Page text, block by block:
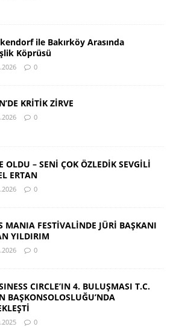
ile Bakırköy Arasında
Köprüsü
0
KRİTİK ZİRVE
0
OLDU – SENİ ÇOK ÖZLEDİK SEVGİLİ
ERTAN
0
MANIA FESTİVALİNDE JÜRİ BAŞKANI
YILDIRIM
0
CIRCLE’IN 4. BULUŞMASI T.C.
BAŞKONSOLOSLUĞU’NDA
0